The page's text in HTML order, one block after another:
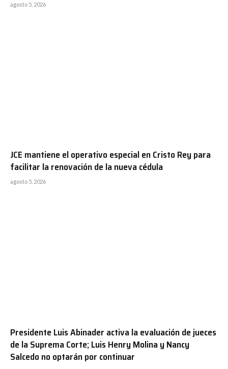
agosto 5, 2026
JCE mantiene el operativo especial en Cristo Rey para
facilitar la renovación de la nueva cédula
agosto 5, 2026
Presidente Luis Abinader activa la evaluación de jueces
de la Suprema Corte; Luis Henry Molina y Nancy
Salcedo no optarán por continuar